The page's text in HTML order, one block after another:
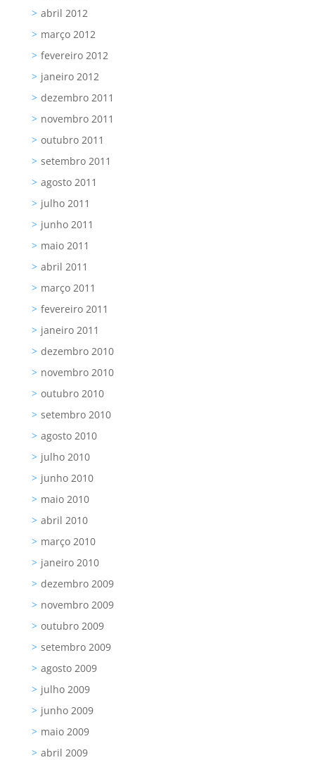
abril 2012
março 2012
fevereiro 2012
janeiro 2012
dezembro 2011
novembro 2011
outubro 2011
setembro 2011
agosto 2011
julho 2011
junho 2011
maio 2011
abril 2011
março 2011
fevereiro 2011
janeiro 2011
dezembro 2010
novembro 2010
outubro 2010
setembro 2010
agosto 2010
julho 2010
junho 2010
maio 2010
abril 2010
março 2010
janeiro 2010
dezembro 2009
novembro 2009
outubro 2009
setembro 2009
agosto 2009
julho 2009
junho 2009
maio 2009
abril 2009